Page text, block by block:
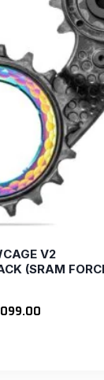
V2
(SRAM
El